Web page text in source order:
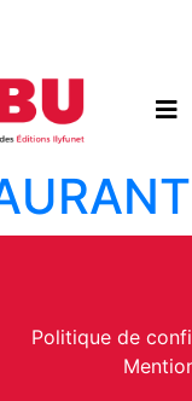
Politique de